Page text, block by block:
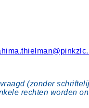
(zonder
rechten worden